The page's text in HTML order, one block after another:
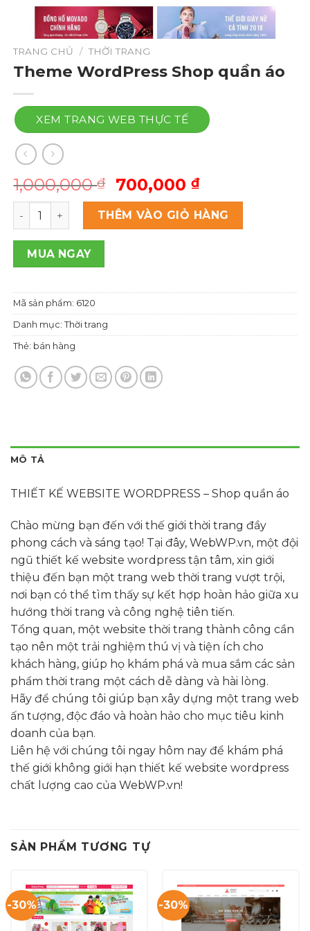
TRANG CHỦ / THỜI TRANG
Theme WordPress Shop quần áo
XEM TRANG WEB THỰC TẾ
1,000,000₫
Giá
gốc
là:
1,000,000 ₫.
700,000 ₫Giá
hiện
tại
là:
Theme Wordpress Shop quần áo số lượng
THÊM VÀO GIỎ HÀNG
MUA NGAY
Mã sản phẩm: 6120
Danh mục:Thời trang
Thẻ: bán hàng
MÔ TẢ
THIẾT KẾ WEBSITE WORDPRESS – Shop quần áo
Chào mừng bạn đến với thế giới thời trang đầy
phong cách và sáng tạo! Tại đây, WebWP.vn, một đội
ngũ thiết kế website wordpress tận tâm, xin giới
thiệu đến bạn một trang web thời trang vượt trội,
nơi bạn có thể tìm thấy sự kết hợp hoàn hảo giữa xu
hướng thời trang và công nghệ tiên tiến.
Tổng quan, một website thời trang thành công cần
tạo nên một trải nghiệm thú vị và tiện ích cho
khách hàng, giúp họ khám phá và mua sắm các sản
phẩm thời trang một cách dễ dàng và hài lòng.
Hãy để chúng tôi giúp bạn xây dựng một trang web
ấn tượng, độc đáo và hoàn hảo cho mục tiêu kinh
doanh của bạn.
Liên hệ với chúng tôi ngay hôm nay để khám phá
thế giới không giới hạn thiết kế website wordpress
chất lượng cao của WebWP.vn!
SẢN PHẨM TƯƠNG TỰ
-30% -30%